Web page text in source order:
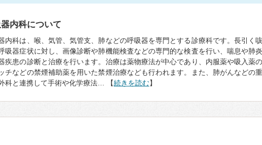
内科について
内科は、喉、気管、気管支、肺などの呼吸器を専門とする診療科です。長引く
吸器症状に対し、画像診断や肺機能検査などの専門的な検査を行い、喘息や肺
疾患の診断と治療を行います。治療は薬物療法が中心であり、内服薬や吸入薬
チなどの禁煙補助薬を用いた禁煙治療なども行われます。また、肺がんなどの
科と連携して手術や化学療法… 【続きを読む】